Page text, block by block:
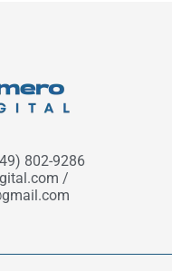
802-9286
/